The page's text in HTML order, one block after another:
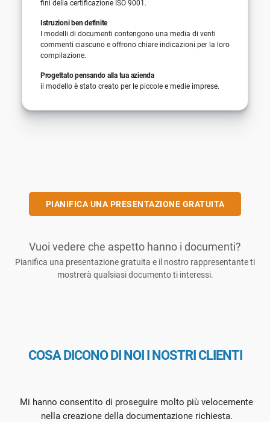
fini della certificazione ISO 9001.
Istruzioni ben definite
I modelli di documenti contengono una media di venti
commenti ciascuno e offrono chiare indicazioni per la loro
compilazione.
Progettato pensando alla tua azienda
il modello è stato creato per le piccole e medie imprese.
PIANIFICA UNA PRESENTAZIONE GRATUITA
Vuoi vedere che aspetto hanno i documenti?
Pianifica una presentazione gratuita e il nostro rappresentante ti
mostrerà qualsiasi documento ti interessi.
COSA DICONO DI NOI I NOSTRI CLIENTI
Mi hanno consentito di proseguire molto più velocemente
nella creazione della documentazione richiesta.